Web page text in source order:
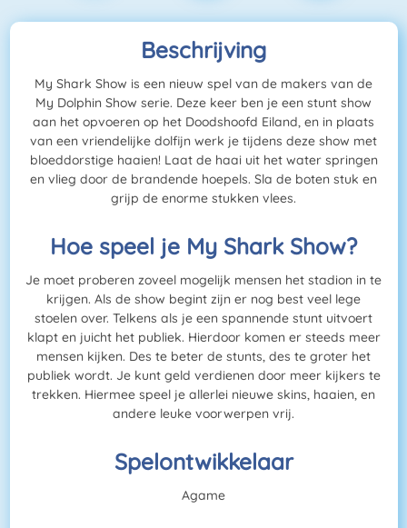
Beschrijving
My Shark Show is een nieuw spel van de makers van de
My Dolphin Show serie. Deze keer ben je een stunt show
aan het opvoeren op het Doodshoofd Eiland, en in plaats
van een vriendelijke dolfijn werk je tijdens deze show met
bloeddorstige haaien! Laat de haai uit het water springen
en vlieg door de brandende hoepels. Sla de boten stuk en
grijp de enorme stukken vlees.
Hoe speel je My Shark Show?
Je moet proberen zoveel mogelijk mensen het stadion in te
krijgen. Als de show begint zijn er nog best veel lege
stoelen over. Telkens als je een spannende stunt uitvoert
klapt en juicht het publiek. Hierdoor komen er steeds meer
mensen kijken. Des te beter de stunts, des te groter het
publiek wordt. Je kunt geld verdienen door meer kijkers te
trekken. Hiermee speel je allerlei nieuwe skins, haaien, en
andere leuke voorwerpen vrij.
Spelontwikkelaar
Agame